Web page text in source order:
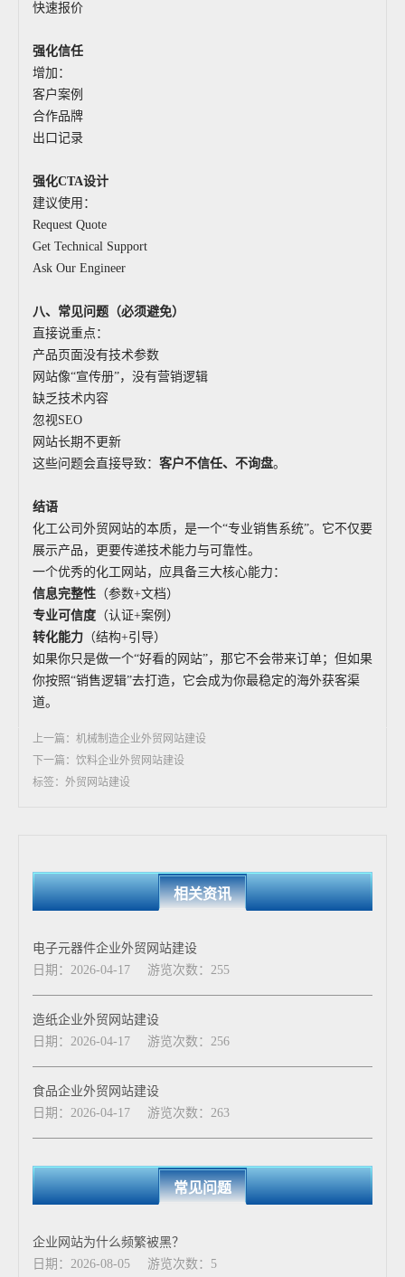
快速报价
强化信任
增加：
客户案例
合作品牌
出口记录
强化CTA设计
建议使用：
Request Quote
Get Technical Support
Ask Our Engineer
八、常见问题（必须避免）
直接说重点：
产品页面没有技术参数
网站像“宣传册”，没有营销逻辑
缺乏技术内容
忽视SEO
网站长期不更新
这些问题会直接导致： 客户不信任、不询盘。
结语
化工公司外贸网站的本质，是一个“专业销售系统”。它不仅要
展示产品，更要传递技术能力与可靠性。
一个优秀的化工网站，应具备三大核心能力：
信息完整性 （参数+文档）
专业可信度 （认证+案例）
转化能力 （结构+引导）
如果你只是做一个“好看的网站”，那它不会带来订单；但如果
你按照“销售逻辑”去打造，它会成为你最稳定的海外获客渠
道。
上一篇：机械制造企业外贸网站建设
下一篇：饮料企业外贸网站建设
标签：外贸网站建设
相关资讯
电子元器件企业外贸网站建设
日期：2026-04-17
游览次数：255
造纸企业外贸网站建设
日期：2026-04-17
游览次数：256
食品企业外贸网站建设
日期：2026-04-17
游览次数：263
常见问题
企业网站为什么频繁被黑？
日期：2026-08-05
游览次数：5